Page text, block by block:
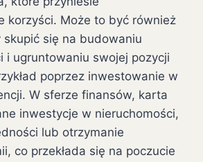
korzyści. Może to być również
się na budowaniu
i ugruntowaniu swojej pozycji
poprzez inwestowanie w
W sferze finansów, karta
inwestycje w nieruchomości,
lub otrzymanie
co przekłada się na poczucie